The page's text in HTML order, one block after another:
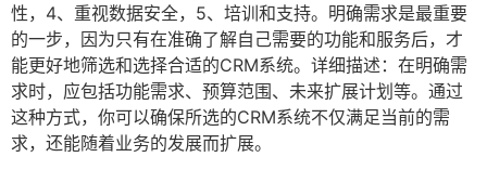
性，4、重视数据安全，5、培训和支持。明确需求是最重要
的一步，因为只有在准确了解自己需要的功能和服务后，才
能更好地筛选和选择合适的CRM系统。详细描述：在明确需
求时，应包括功能需求、预算范围、未来扩展计划等。通过
这种方式，你可以确保所选的CRM系统不仅满足当前的需
求，还能随着业务的发展而扩展。